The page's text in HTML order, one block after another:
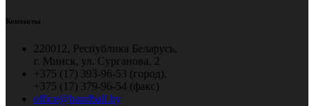
Контакты
220012, Республика Беларусь,
г. Минск, ул. Сурганова, 2
+375 (17) 393-96-53 (город),
+375 (17) 379-96-54 (факс)
office@handball.by